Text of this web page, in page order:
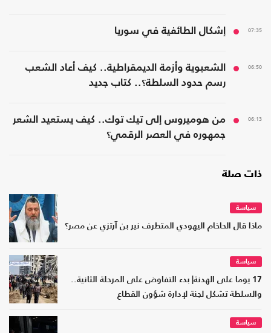
07:35 إشكال الطائفية في سوريا
06:50
الشعبوية وأزمة الديمقراطية.. كيف أعاد الشعب
رسم حدود السلطة؟.. كتاب جديد
06:13
من هوميروس إلى تيك توك.. كيف يستعيد الشعر
جمهوره في العصر الرقمي؟
ذات صلة
سياسة
ماذا قال الحاخام اليهودي المتطرف نير بن آرتزي عن مصر؟
سياسة
17 يوما على الهدنة| بدء التفاوض على المرحلة الثانية..
والسلطة تشكل لجنة لإدارة شؤون القطاع
سياسة